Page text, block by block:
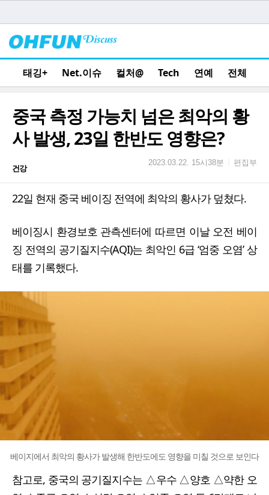
태깅+ Net.이슈 컬처@ Tech 연예 전체
중국 측정 가능치 넘은 최악의 황
사 발생, 23일 한반도 영향은?
건강
2023.03.22. 15시38분 편집부
22일 현재 중국 베이징 전역에 최악의 황사가 덮쳤다.
베이징시 환경보호 관측센터에 따르면 이날 오전 베이
징 전역의 공기질지수(AQI)는 최악인 6급 ‘엄중 오염’ 상
태를 기록했다.
베이지에서 최악의 황사가 발생해 한반도에도 영향을 미칠 것으로 보인다
참고로, 중국의 공기질지수는 △우수 △양호 △약한 오